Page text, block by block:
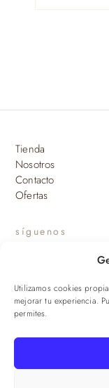
Utilizamos cookies
mejorar tu experiencia.
permites.
Tienda
Nosotros
Contacto
Ofertas
síguenos
suscríbete a
© 2026 Viandas de la